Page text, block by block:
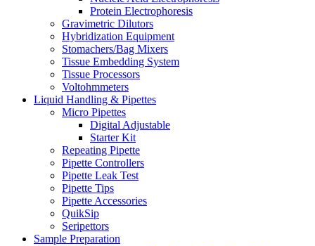
Protein Electrophoresis
Gravimetric Dilutors
Hybridization Equipment
Stomachers/Bag Mixers
Tissue Embedding System
Tissue Processors
Voltohmmeters
Liquid Handling & Pipettes
Micro Pipettes
Digital Adjustable
Starter Kit
Repeating Pipette
Pipette Controllers
Pipette Leak Test
Pipette Tips
Pipette Accessories
QuikSip
Seripettors
Sample Preparation